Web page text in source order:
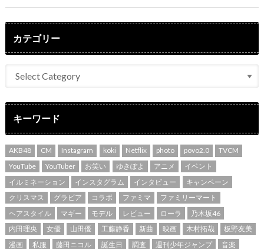
カテゴリー
キーワード
AKB48 CM Instagram koki Netflix photo povo2.0
TVCM
YouTube
YouTuber お笑い ゆきぽよ アニメ
イベント
イルミネーション
インスタグラム インタビュー
キャンペーン
クリスマス
グラビア コラボ ファミマ
ファミリーマート
ヘアスタイル
マギー モデル レビュー ローラ
乃木坂46
内田理央
女優 山田優 工藤静香 新曲 映画 木村拓哉
板野友美
漫画
私服 藤田ニコル 誕生日 調査 週刊少年ジャンプ 音楽